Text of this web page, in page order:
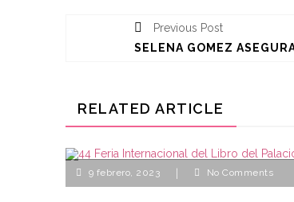
Previous Post
RELATED ARTICLE
9 febrero, 2023 No Comments